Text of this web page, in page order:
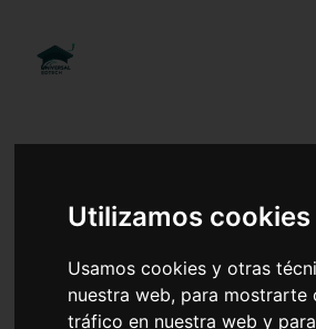
Utilizamos cookies
Usamos cookies y otras
nuestra web, para mostrarte
tráfico en nuestra web y